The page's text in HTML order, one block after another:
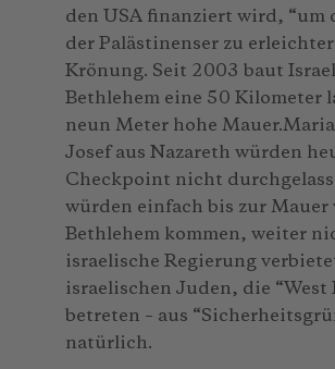
den USA finanziert wird, “um
der Palästinenser zu
Krönung. Seit 2003 baut
Bethlehem eine 50 Kilometer
neun Meter hohe
Josef aus Nazareth würden
Checkpoint nicht
würden einfach bis zur Mauer
Bethlehem kommen, weiter
israelische Regierung
israelischen Juden, die “West
betreten – aus
natürlich.